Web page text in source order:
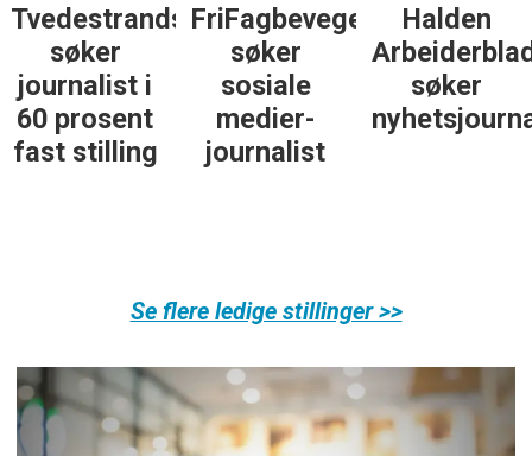
FriFagbevegelse
søker
sosiale
medier-
journalist
Halden
Arbeiderblad
søker
nyhetsjournalist
25. juni
søker
journalist
Se flere ledige stillinger >>